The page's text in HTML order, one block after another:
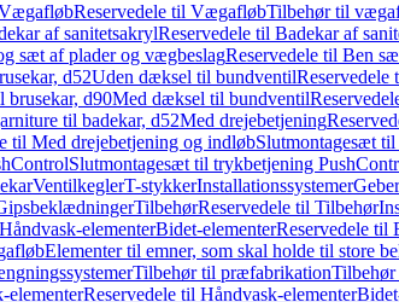
Reservedele til VægafløbTilbehør til
af sanitetsakrylReservedele til Badekar af
sæt af plader og vægbeslagReservedele til Ben
d52Uden dæksel til bundventil
brusekar, d90Med dæksel til bundventil
til badekar, d52Med drejebetjening
til Med drejebetjening og indløbSlutmontagesæt
Slutmontagesæt til trykbetjening
VentilkeglerT-stykkerInstallationssystemer
TilbehørReservedele til Tilbehør
elementerBidet-elementerReservedele til
Elementer til emner, som skal holde til store
Tilbehør til præfabrikation
elementerReservedele til Håndvask-elementer